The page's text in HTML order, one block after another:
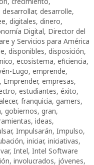
desarrollar, desarrolle,
, digitales, dinero,
Digital, Director del
y Servicios para América
, disponibles, disposición,
, ecosistema, eficiencia,
Lugo, emprende,
, Emprender, empresas,
, estudiantes, éxito,
, franquicia, gamers,
, gobiernos, gran,
, ideas,
, Impulsarán, Impulso,
, iniciar, iniciativas,
, Intel, Intel Software
, involucrados, jóvenes,